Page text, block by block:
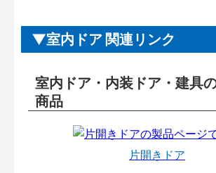
室内ドア 関連リンク
室内ドア・内装ドア・建具
商品
片開きドア